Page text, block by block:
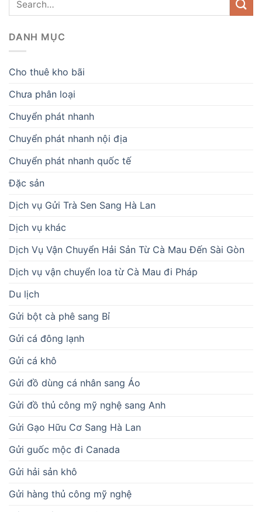
DANH MỤC
Cho thuê kho bãi
Chưa phân loại
Chuyển phát nhanh
Chuyển phát nhanh nội địa
Chuyển phát nhanh quốc tế
Đặc sản
Dịch vụ Gửi Trà Sen Sang Hà Lan
Dịch vụ khác
Dịch Vụ Vận Chuyển Hải Sản Từ Cà Mau Đến Sài Gòn
Dịch vụ vận chuyển loa từ Cà Mau đi Pháp
Du lịch
Gửi bột cà phê sang Bỉ
Gửi cá đông lạnh
Gửi cá khô
Gửi đồ dùng cá nhân sang Áo
Gửi đồ thủ công mỹ nghệ sang Anh
Gửi Gạo Hữu Cơ Sang Hà Lan
Gửi guốc mộc đi Canada
Gửi hải sản khô
Gửi hàng thủ công mỹ nghệ